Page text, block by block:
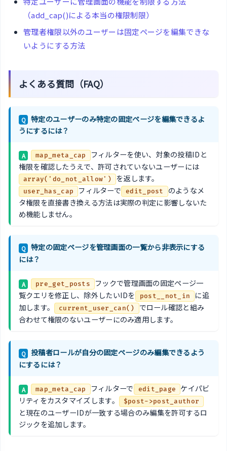
（add_cap()による本当の権限制限）
管理者権限以外のユーザーは固定ページを編集できな
いようにする方法
よくある質問（FAQ）
Q
特定のユーザーのみ特定の固定ページを編集できるよ
うにするには？
A map_meta_cap
フィルターを使い、対象の投稿IDと
権限を確認したうえで、許可されていないユーザーには
array('do_not_allow') を返します。
user_has_cap フィルターで edit_post
のようなメ
タ権限を直接書き換える方法は実際の判定に影響しないた
め機能しません。
Q
特定の固定ページを管理画面の一覧から非表示にする
には？
A pre_get_posts
フックで管理画面の固定ページ一
覧クエリを修正し、除外したいIDを
post__not_in
に追
加します。
current_user_can()
でロール確認と組み
合わせて権限のないユーザーにのみ適用します。
Q
投稿者ロールが自分の固定ページのみ編集できるよう
にするには？
A map_meta_cap フィルターで edit_page
ケイパビ
リティをカスタマイズします。
$post->post_author
と現在のユーザーIDが一致する場合のみ編集を許可するロ
ジックを追加します。